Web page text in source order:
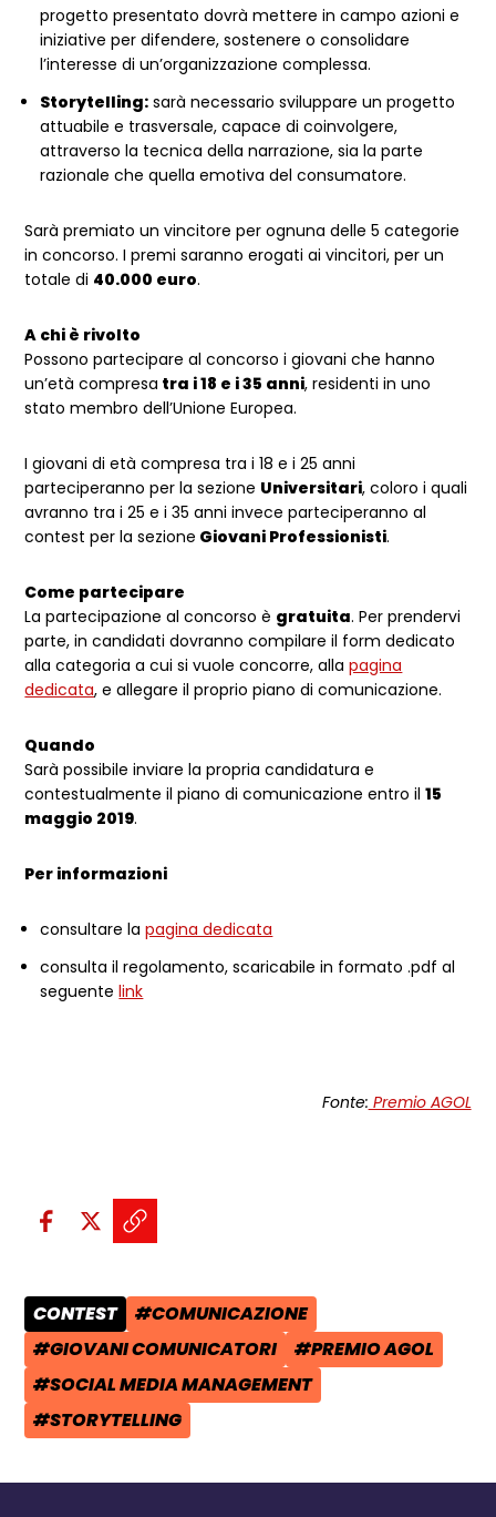
progetto presentato dovrà mettere in campo azioni e
iniziative per difendere, sostenere o consolidare
l’interesse di un’organizzazione complessa.
Storytelling: sarà necessario sviluppare un progetto
attuabile e trasversale, capace di coinvolgere,
attraverso la tecnica della narrazione, sia la parte
razionale che quella emotiva del consumatore.
Sarà premiato un vincitore per ognuna delle 5 categorie
in concorso. I premi saranno erogati ai vincitori, per un
totale di 40.000 euro.
A chi è rivolto
Possono partecipare al concorso i giovani che hanno
un’età compresa tra i 18 e i 35 anni, residenti in uno
stato membro dell’Unione Europea.
I giovani di età compresa tra i 18 e i 25 anni
parteciperanno per la sezione Universitari, coloro i quali
avranno tra i 25 e i 35 anni invece parteciperanno al
contest per la sezione Giovani Professionisti.
Come partecipare
La partecipazione al concorso è gratuita. Per prendervi
parte, in candidati dovranno compilare il form dedicato
alla categoria a cui si vuole concorre, allapagina
dedicata, e allegare il proprio piano di comunicazione.
Quando
Sarà possibile inviare la propria candidatura e
contestualmente il piano di comunicazione entro il15
maggio 2019.
Per informazioni
consultare lapagina dedicata
consulta il regolamento, scaricabile in formato .pdf al
seguentelink
Fonte: Premio AGOL
Condividi sui social:
Condividi su Facebook - apre
Condividi su X - apre una
Copia il link e condividi -
CATEGORIA POST:
CONTEST TAG:
#COMUNICAZIONE
TAG:
#GIOVANI COMUNICATORI TAG:
#PREMIO AGOL
TAG:
#SOCIAL MEDIA MANAGEMENT
TAG:
#STORYTELLING